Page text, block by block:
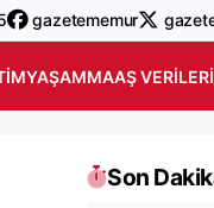
gazetememur
YAŞAMMAAŞ VERILERI
Son